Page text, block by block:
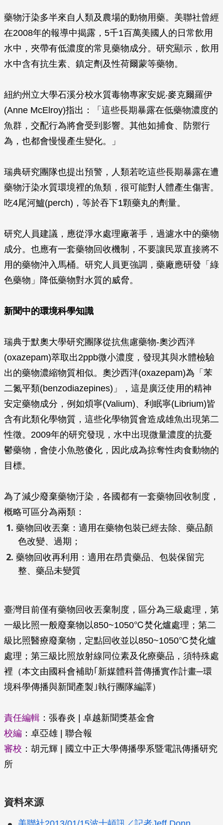
藥物汙染多半來自人類及農場的動物用藥。美聯社曾經
在2008年的報導中揭露，5千1百萬美國人的日常飲用
水中，夾帶有低濃度的常見藥物成分。研究顯示，飲用
水中含有抗生素、鎮定劑及性荷爾蒙等藥物。
紐約州立大學石溪分校水質毒物專家安妮‧麥克爾羅伊
(Anne McElroy)指出：「這些長期暴露在低藥物濃度的
魚群，交配行為將會受到影響。其他如捕食、防禦行
為，也都會慢慢產生變化。」
瑞典研究團隊也提出預警，人類若吃這些長期暴露在遭
藥物汙染水質環境裡的魚類，很可能對人體產生傷害。
吃4尾河鱸(perch)，等於吞下1顆藥丸的劑量。
研究人員建議，應從淨水處理廠著手，過濾水中的藥物
成分。也應有一套藥物回收機制，不要讓民眾直接將不
用的藥物沖入馬桶。研究人員更強調，藥廠應研發「綠
色藥物」降低藥物對水質的威脅。
新聞中的環境科學知識
瑞典于默奧大學研究團隊從抗焦慮藥物-奧沙西泮
(oxazepam)萃取出2ppb微小濃度，發現其與水體檢驗
出的藥物濃縮物質相似。奧沙西泮(oxazepam)為「苯
二氮平類(benzodiazepines)」，這是廣泛使用的精神
安定藥物成分，例如煩寧(Valium)、利眠寧(Librium)皆
含有此類化學物質，這些化學物質會造成雄魚出現第二
性徵。2009年的研究發現，水中出現微量濃度的抗憂
鬱藥物，會使小魚憨傻化，因此成為掠奪性肉食動物的
目標。
為了減少廢棄藥物汙染，各國都有一套藥物回收制度，
概略可區分為兩類：
藥物回收丟棄：適用在藥物包裝已經去除、藥品顏
色改變、過期；
藥物回收再利用：適用在昂貴藥品、包裝保留完
整、藥品未變質
臺灣目前僅有藥物回收丟棄制度，區分為三級處理，第
一級比照一般廢棄物以850~1050℃焚化爐處理；第二
級比照醫療廢棄物，定點回收並以850~1050℃焚化爐
處理；第三級比照放射線同位素及化療藥品，須特殊處
裡（本文由國科會補助｢新媒體科普傳播實作計畫─環
境科學傳播與新聞產製｣執行團隊編譯）
責任編輯 ：張春炎 | 卓越新聞獎基金會
校編 ：卓亞雄 | 聯合報
審校 ：胡元輝 | 國立中正大學傳播學系暨電訊傳播研究
所
資料來源